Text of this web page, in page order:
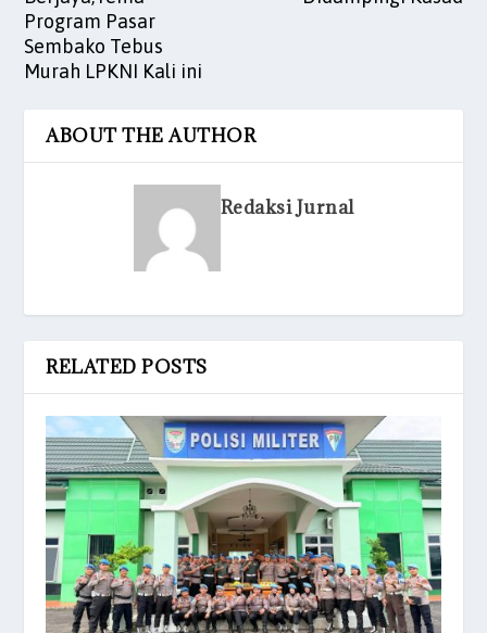
Program Pasar
Sembako Tebus
Murah LPKNI Kali ini
ABOUT THE AUTHOR
Redaksi Jurnal
RELATED POSTS